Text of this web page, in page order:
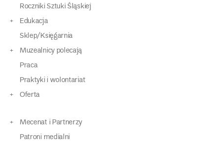
Roczniki Sztuki Śląskiej
Edukacja
Sklep/Księgarnia
Muzealnicy polecają
Praca
Praktyki i wolontariat
Oferta
Mecenat i Partnerzy
Patroni medialni